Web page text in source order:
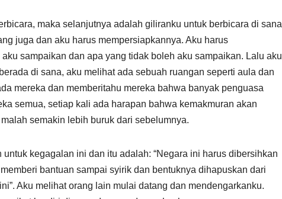
maka selanjutnya adalah giliranku untuk berbicara di sana
juga dan aku harus mempersiapkannya. Aku harus
sampaikan dan apa yang tidak boleh aku sampaikan. Lalu aku
di sana, aku melihat ada sebuah ruangan seperti aula dan
mereka dan memberitahu mereka bahwa banyak penguasa
semua, setiap kali ada harapan bahwa kemakmuran akan
semakin lebih buruk dari sebelumnya.
kegagalan ini dan itu adalah: “Negara ini harus dibersihkan
Aku melihat orang lain mulai datang dan mendengarkanku.